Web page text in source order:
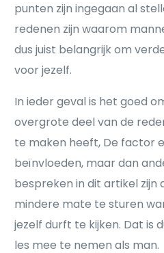
punten zijn ingegaan al
redenen zijn waarom
dus juist belangrijk om
voor jezelf.
In ieder geval is het goed
overgrote deel van de
te maken heeft, De factor
beïnvloeden, maar dan
bespreken in dit artikel zijn
mindere mate te sturen
jezelf durft te kijken. Dat is
les mee te nemen als man.